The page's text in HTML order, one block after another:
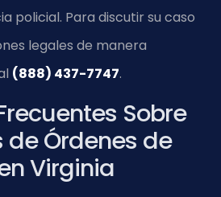
policial. Para discutir su caso
legales de manera
(888) 437-7747.
Sobre
Órdenes de
Virginia